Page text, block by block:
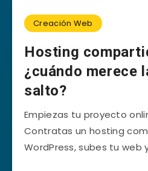
Creación Web
Hosting
¿cuándo merece
salto?
Empiezas tu proyecto
Contratas un hosting
WordPress, subes tu web